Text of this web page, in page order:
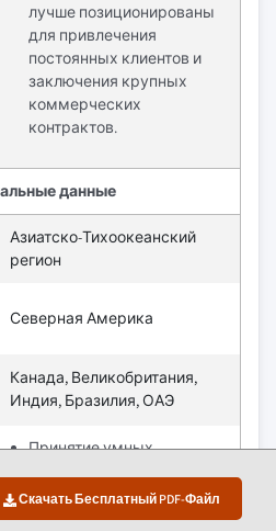
Скачать Бесплатный PDF-Файл
лучше позиционированы
для привлечения
постоянных клиентов и
заключения крупных
коммерческих
контрактов.
данные
Азиатско-Тихоокеанский
регион
Северная Америка
Канада, Великобритания,
Индия, Бразилия, ОАЭ
Принятие умных,
теплонасосных систем
кондиционирования